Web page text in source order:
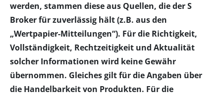
werden, stammen diese aus Quellen, die der S
Broker für zuverlässig hält (z.B. aus den
„Wertpapier-Mitteilungen“). Für die Richtigkeit,
Vollständigkeit, Rechtzeitigkeit und Aktualität
solcher Informationen wird keine Gewähr
übernommen. Gleiches gilt für die Angaben über
die Handelbarkeit von Produkten. Für die